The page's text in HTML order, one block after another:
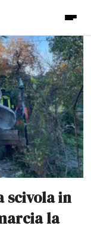
scivola in
la